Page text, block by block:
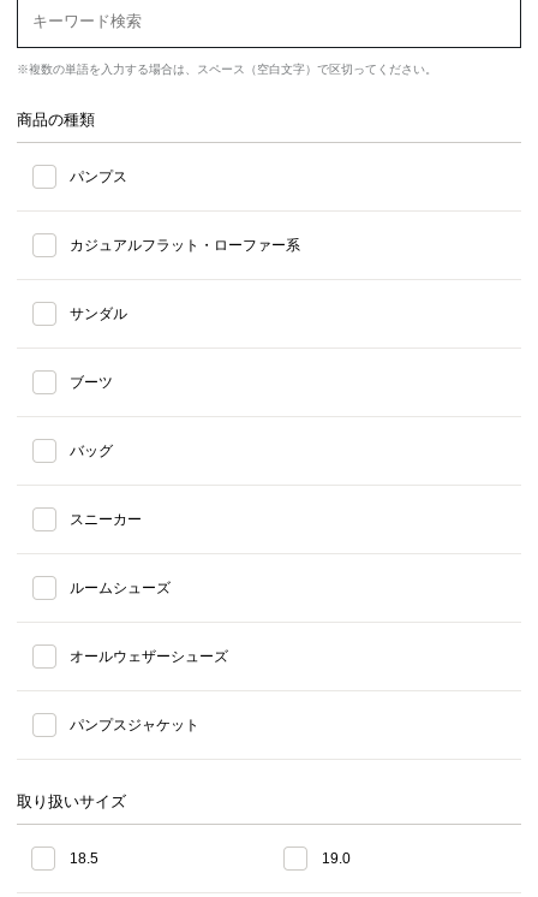
※複数の単語を入力する場合は、スペース（空白文字）で区切ってください。
商品の種類
パンプス
カジュアルフラット・ローファー系
サンダル
ブーツ
バッグ
スニーカー
ルームシューズ
オールウェザーシューズ
パンプスジャケット
取り扱いサイズ
18.5 19.0